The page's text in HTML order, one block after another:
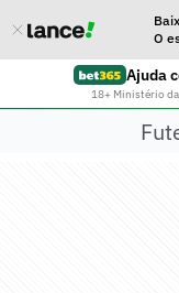
O
Ajuda
18+ Ministério